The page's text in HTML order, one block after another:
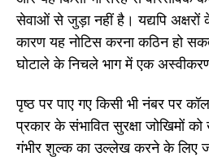
सेवाओं से जुड़ा नहीं है। यद्यपि
कारण यह नोटिस करना कठिन हो
घोटाले के निचले भाग में एक
पृष्ठ पर पाए गए किसी भी नंबर पर
प्रकार के संभावित सुरक्षा जोखिमों
गंभीर शुल्क का उल्लेख करने के लिए